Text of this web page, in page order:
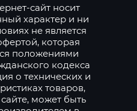
сайт носит
характер и ни
не является
которая
положениями
кодекса
о технических и
товаров,
может быть